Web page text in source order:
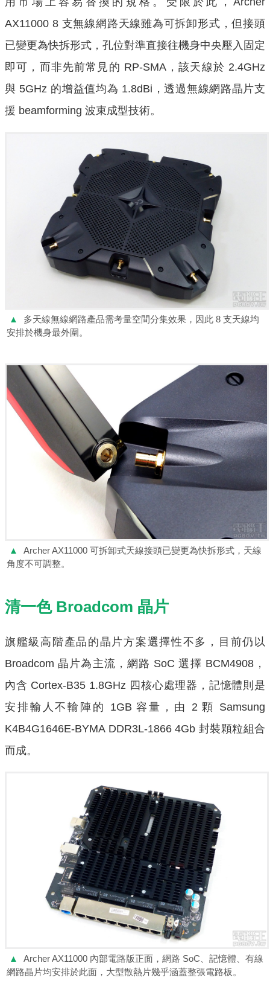
AX11000 8 支無線網路天線雖為可拆卸形式，但接頭
已變更為快拆形式，孔位對準直接往機身中央壓入固定
即可，而非先前常見的 RP-SMA，該天線於 2.4GHz
與 5GHz 的增益值均為 1.8dBi，透過無線網路晶片支
援 beamforming 波束成型技術。
▲
多天線無線網路產品需考量空間分集效果，因此 8 支天線均
安排於機身最外圍。
▲
Archer AX11000 可拆卸式天線接頭已變更為快拆形式，天線
角度不可調整。
清一色 Broadcom 晶片
旗艦級高階產品的晶片方案選擇性不多，目前仍以
Broadcom 晶片為主流，網路 SoC 選擇 BCM4908，
內含 Cortex-B35 1.8GHz 四核心處理器，記憶體則是
安排輸人不輸陣的 1GB 容量，由 2 顆 Samsung
K4B4G1646E-BYMA DDR3L-1866 4Gb 封裝顆粒組合
而成。
▲
Archer AX11000 內部電路版正面，網路 SoC、記憶體、有線
網路晶片均安排於此面，大型散熱片幾乎涵蓋整張電路板。